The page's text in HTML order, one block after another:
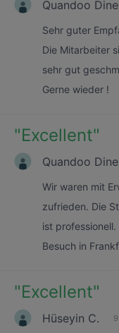
Quandoo
Sehr guter
Die Mitarbeiter
sehr gut
Gerne wieder !
"Excellent"
Quandoo
Wir waren mit
zufrieden. Die
ist
Besuch in
"Excellent"
Hüseyin C.